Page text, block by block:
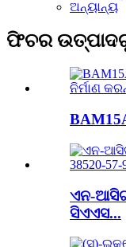
ଅନ୍ୟାନ୍ୟ
ଫିଚର
ଏନ-
ସିଏଏସ...